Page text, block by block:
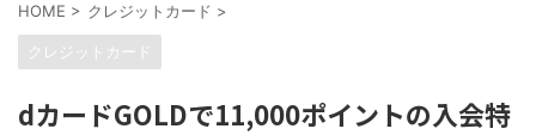
HOME > クレジットカード >
クレジットカード
dカードGOLDで11,000ポイントの入会特